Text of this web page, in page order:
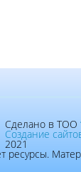
Сделано в ТОО
Создание
2021
ресурсы.